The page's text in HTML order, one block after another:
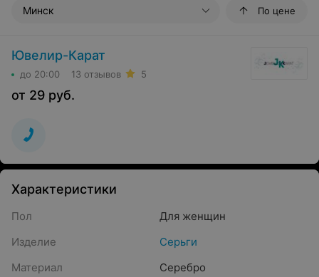
Минск По цене
Ювелир-Карат
до 20:00 13 отзывов 5
от 29 руб.
Характеристики
Пол
Для женщин
Изделие
Серьги
Материал
Серебро